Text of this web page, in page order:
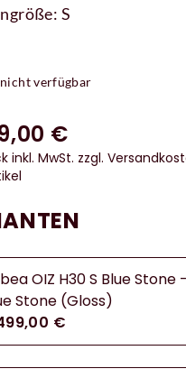
S
verfügbar
€
inkl. MwSt. zzgl.
OIZ H30 S Blue Stone
Stone (Gloss)
€